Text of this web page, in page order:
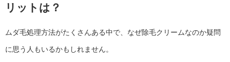
リットは？
ムダ毛処理方法がたくさんある中で、なぜ除毛クリームなのか疑問
に思う人もいるかもしれません。